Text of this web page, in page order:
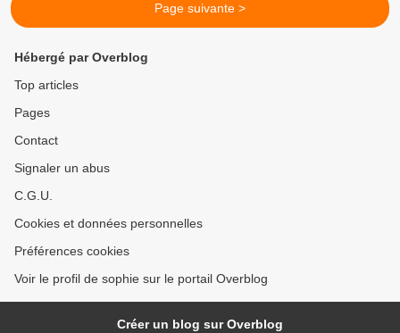
Page suivante >
Hébergé par Overblog
Top articles
Pages
Contact
Signaler un abus
C.G.U.
Cookies et données personnelles
Préférences cookies
Voir le profil de sophie sur le portail Overblog
Créer un blog sur Overblog